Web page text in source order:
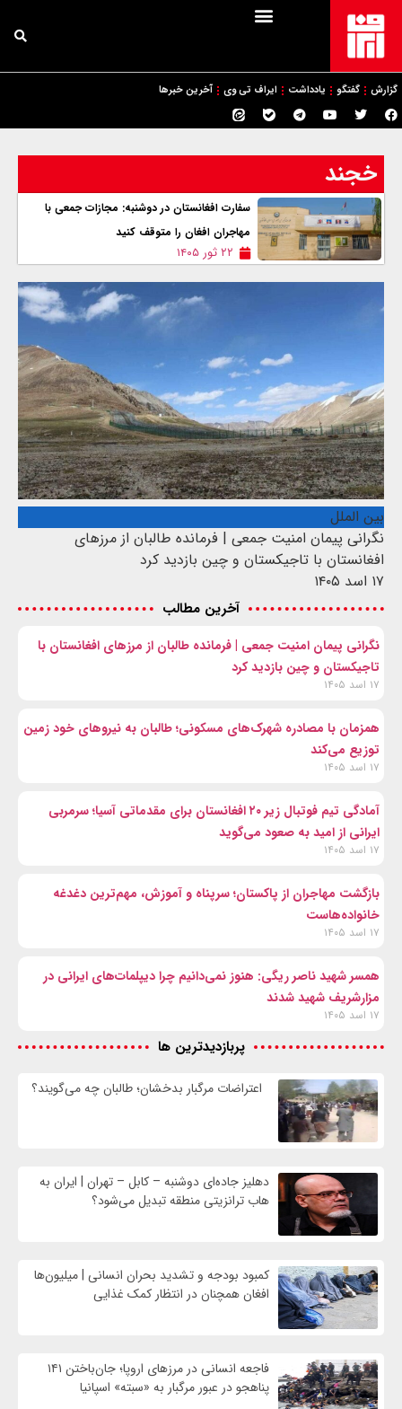
گزارش گفتگو یادداشت ایراف تی وی آخرین خبرها
خجند
سفارت افغانستان در دوشنبه: مجازات جمعی با
مهاجران افغان را متوقف کنید
۲۲ ثور ۱۴۰۵
بین الملل
نگرانی پیمان امنیت جمعی | فرمانده طالبان از مرزهای
افغانستان با تاجیکستان و چین بازدید کرد
۱۷ اسد ۱۴۰۵
آخرین مطالب
نگرانی پیمان امنیت جمعی | فرمانده طالبان از مرزهای افغانستان با
تاجیکستان و چین بازدید کرد
۱۷ اسد ۱۴۰۵
همزمان با مصادره شهرک‌های مسکونی؛ طالبان به نیروهای خود زمین
توزیع می‌کند
۱۷ اسد ۱۴۰۵
آمادگی تیم فوتبال زیر ۲۰ افغانستان برای مقدماتی آسیا؛ سرمربی
ایرانی از امید به صعود می‌گوید
۱۷ اسد ۱۴۰۵
بازگشت مهاجران از پاکستان؛ سرپناه و آموزش، مهم‌ترین دغدغه
خانواده‌هاست
۱۷ اسد ۱۴۰۵
همسر شهید ناصر ریگی: هنوز نمی‌دانیم چرا دیپلمات‌های ایرانی در
مزارشریف شهید شدند
۱۷ اسد ۱۴۰۵
پربازدیدترین ها
اعتراضات مرگبار بدخشان؛ طالبان چه می‌گویند؟
دهلیز جاده‌ای دوشنبه – کابل – تهران | ایران به
هاب ترانزیتی منطقه تبدیل می‌شود؟
کمبود بودجه و تشدید بحران انسانی | میلیون‌ها
افغان همچنان در انتظار کمک غذایی
فاجعه انسانی در مرزهای اروپا؛ جان‌باختن ۱۴۱
پناهجو در عبور مرگبار به «سبته» اسپانیا